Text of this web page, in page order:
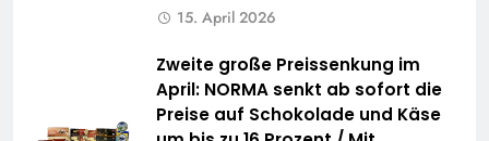
15. April 2026
Zweite große Preissenkung im
April: NORMA senkt ab sofort die
Preise auf Schokolade und Käse